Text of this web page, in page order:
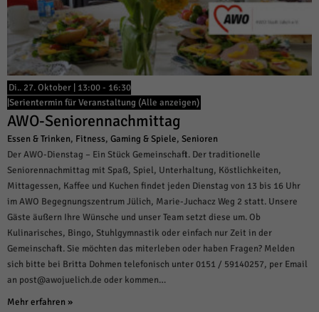
Di.. 27. Oktober | 13:00- 16:30
Serientermin für Veranstaltung (Alle anzeigen)
AWO-Seniorennachmittag
Essen & Trinken, Fitness, Gaming & Spiele, Senioren
Der AWO-Dienstag – Ein Stück Gemeinschaft. Der traditionelle
Seniorennachmittag mit Spaß, Spiel, Unterhaltung, Köstlichkeiten,
Mittagessen, Kaffee und Kuchen findet jeden Dienstag von 13 bis 16 Uhr
im AWO Begegnungszentrum Jülich, Marie-Juchacz Weg 2 statt. Unsere
Gäste äußern Ihre Wünsche und unser Team setzt diese um. Ob
Kulinarisches, Bingo, Stuhlgymnastik oder einfach nur Zeit in der
Gemeinschaft. Sie möchten das miterleben oder haben Fragen? Melden
sich bitte bei Britta Dohmen telefonisch unter 0151 / 59140257, per Email
an post@awojuelich.de oder kommen…
Mehr erfahren »